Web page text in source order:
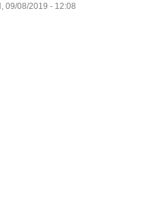
09/08/2019 - 12:08